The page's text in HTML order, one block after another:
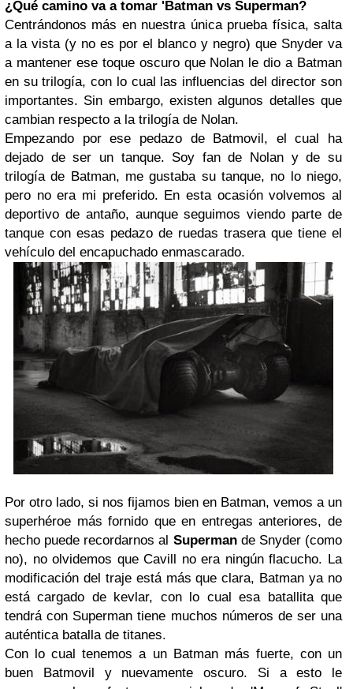
¿Qué camino va a tomar 'Batman vs Superman?
Centrándonos más en nuestra única prueba física, salta
a la vista (y no es por el blanco y negro) que Snyder va
a mantener ese toque oscuro que Nolan le dio a Batman
en su trilogía, con lo cual las influencias del director son
importantes. Sin embargo, existen algunos detalles que
cambian respecto a la trilogía de Nolan.
Empezando por ese pedazo de Batmovil, el cual ha
dejado de ser un tanque. Soy fan de Nolan y de su
trilogía de Batman, me gustaba su tanque, no lo niego,
pero no era mi preferido. En esta ocasión volvemos al
deportivo de antaño, aunque seguimos viendo parte de
tanque con esas pedazo de ruedas trasera que tiene el
vehículo del encapuchado enmascarado.
Por otro lado, si nos fijamos bien en Batman, vemos a un
superhéroe más fornido que en entregas anteriores, de
hecho puede recordarnos al Supermande Snyder (como
no), no olvidemos que Cavill no era ningún flacucho. La
modificación del traje está más que clara, Batman ya no
está cargado de kevlar, con lo cual esa batallita que
tendrá con Superman tiene muchos números de ser una
auténtica batalla de titanes.
Con lo cual tenemos a un Batman más fuerte, con un
buen Batmovil y nuevamente oscuro. Si a esto le